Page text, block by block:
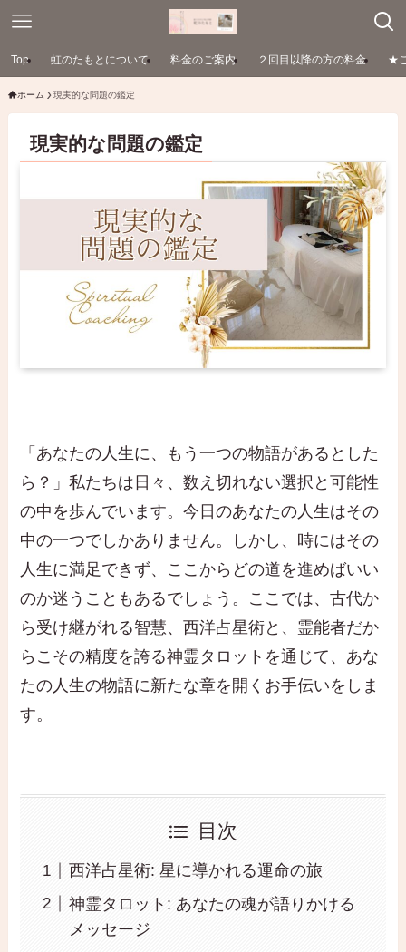
Top 虹のたもとについて 料金のご案内 ２回目以降の方の料金 ★
ホーム 現実的な問題の鑑定
現実的な問題の鑑定
「あなたの人生に、もう一つの物語があるとした
ら？」私たちは日々、数え切れない選択と可能性
の中を歩んでいます。今日のあなたの人生はその
中の一つでしかありません。しかし、時にはその
人生に満足できず、ここからどの道を進めばいい
のか迷うこともあるでしょう。ここでは、古代か
ら受け継がれる智慧、西洋占星術と、霊能者だか
らこその精度を誇る神霊タロットを通じて、あな
たの人生の物語に新たな章を開くお手伝いをしま
す。
目次
西洋占星術: 星に導かれる運命の旅
神霊タロット: あなたの魂が語りかける
メッセージ